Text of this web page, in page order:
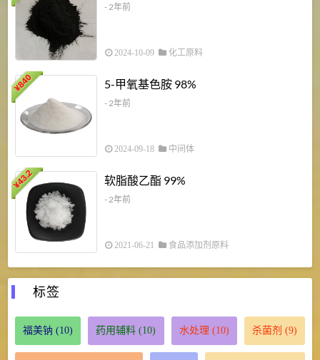
- 2年前
2024-10-09 化工原料
¥
840 5-甲氧基色胺 98%
- 2年前
2024-09-18 中间体
¥
43.2 软脂酸乙酯 99%
- 2年前
2021-06-21 食品添加剂原料
标签
福美钠 (10) 药用辅料 (10) 水处理 (10) 杀菌剂 (9)